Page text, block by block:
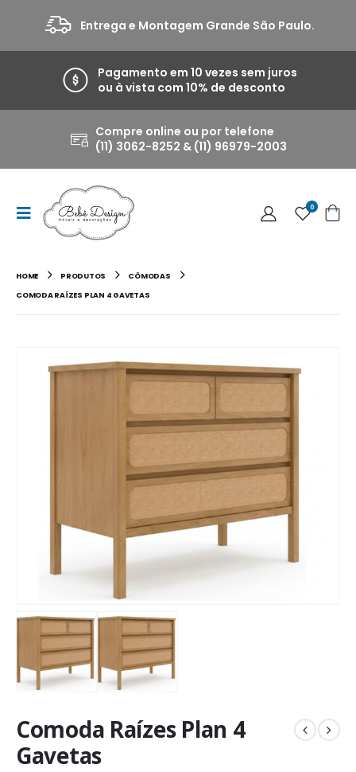
Entrega e Montagem Grande São Paulo.
Pagamento em 10 vezes sem juros
ou à vista com 10% de desconto
Compre online ou por telefone
(11) 3062-8252 & (11) 96979-2003
0
HOME PRODUTOS
CÔMODAS
COMODA RAÍZES PLAN 4 GAVETAS
Comoda Raízes Plan 4
Gavetas